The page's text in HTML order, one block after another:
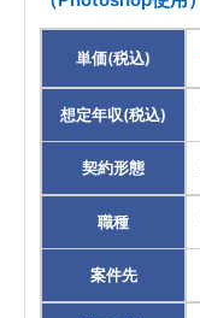
単価(税込)
想定年収(税込)
契約形態
職種
案件先